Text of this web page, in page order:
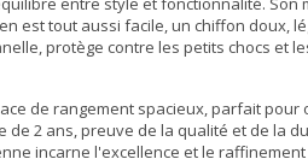
est tout aussi facile, un chiffon
protège contre les petits chocs et
de rangement spacieux, parfait
de 2 ans, preuve de la qualité et de la
incarne l'excellence et le